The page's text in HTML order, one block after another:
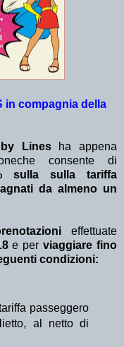
in compagnia della
Lines
ha appena
consente di
sulla sulla tariffa
da almeno un
effettuate
e perviaggiare fino
condizioni:
passeggero
al netto di